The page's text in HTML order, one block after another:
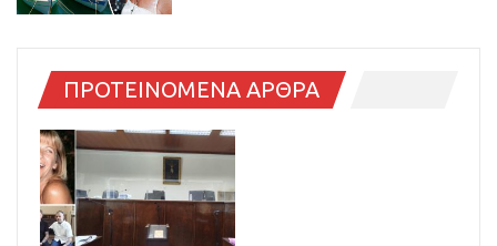
ΠΡΟΤΕΙΝΟΜΕΝΑ ΑΡΘΡΑ